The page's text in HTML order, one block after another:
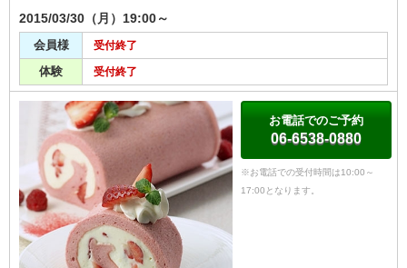
2015/03/30（月）19:00～
会員様 受付終了
体験 受付終了
お電話でのご予約
06-6538-0880
※お電話での受付時間は10:00～
17:00となります。